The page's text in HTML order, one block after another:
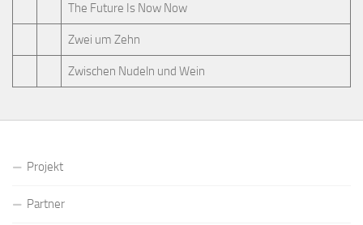
The Future Is Now Now
Zwei um Zehn
Zwischen Nudeln und Wein
Projekt
Partner